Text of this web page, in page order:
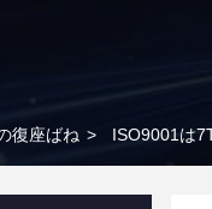
復座ばね > ISO9001は